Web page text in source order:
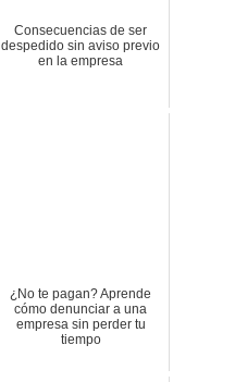
Consecuencias de ser
despedido sin aviso previo
en la empresa
¿No te pagan? Aprende
cómo denunciar a una
empresa sin perder tu
tiempo